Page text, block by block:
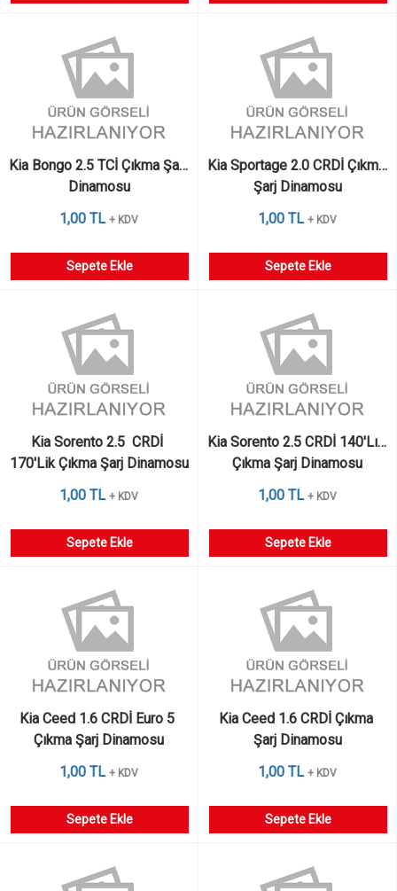
Kia Bongo 2.5 TCİ Çıkma Şarj
Dinamosu
1,00 TL + KDV
Sepete Ekle
Kia Sportage 2.0 CRDİ Çıkma
Şarj Dinamosu
1,00 TL + KDV
Sepete Ekle
Kia Sorento 2.5  CRDİ
170'Lik Çıkma Şarj Dinamosu
1,00 TL + KDV
Sepete Ekle
Kia Sorento 2.5 CRDİ 140'Lık
Çıkma Şarj Dinamosu
1,00 TL + KDV
Sepete Ekle
Kia Ceed 1.6 CRDİ Euro 5
Çıkma Şarj Dinamosu
1,00 TL + KDV
Sepete Ekle
Kia Ceed 1.6 CRDİ Çıkma
Şarj Dinamosu
1,00 TL + KDV
Sepete Ekle